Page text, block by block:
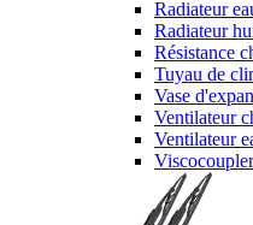
Radiateur
Radiateur
Résistance
Tuyau de
Vase
Ventilateur
Ventilateur
Viscocoupler